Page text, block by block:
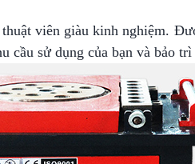
viên giàu kinh nghiệm.
cầu sử dụng của bạn và bảo trì